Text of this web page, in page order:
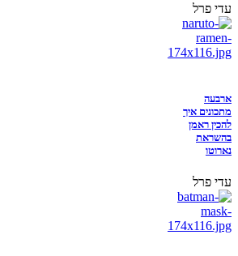
עדי פרל
ארבעה
מתכונים איך
להכין ראמן
בהשראת
נארוטו
עדי פרל